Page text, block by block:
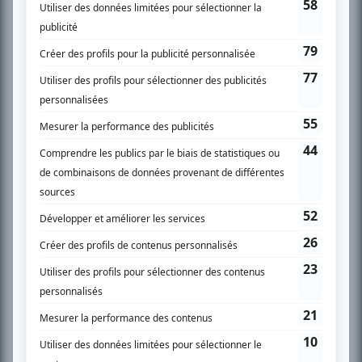
SUR LE RÉSEAU BIZZ MÉDIA
PLAN DU SITE
Accueil
Liste des oeuvres
Liste des comédiens
Recherche avancée
À propos
Nous contacter
Termes et conditions